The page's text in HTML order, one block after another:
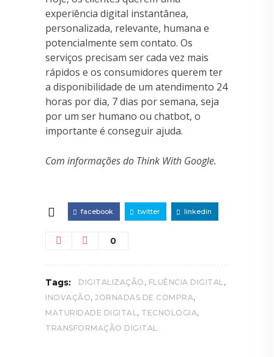
experiência digital instantânea,
personalizada, relevante, humana e
potencialmente sem contato. Os
serviços precisam ser cada vez mais
rápidos e os consumidores querem ter
a disponibilidade de um atendimento 24
horas por dia, 7 dias por semana, seja
por um ser humano ou chatbot, o
importante é conseguir ajuda.
Com informações do Think With Google.
facebook twitter linkedin
0
Tags: DIGITALIZAÇÃO , FLUÊNCIA DIGITAL,
INOVAÇÃO, JORNADAS DE COMPRA,
MATURIDADE DIGITAL, TECNOLOGIA,
TRANSFORMAÇÃO DIGITAL